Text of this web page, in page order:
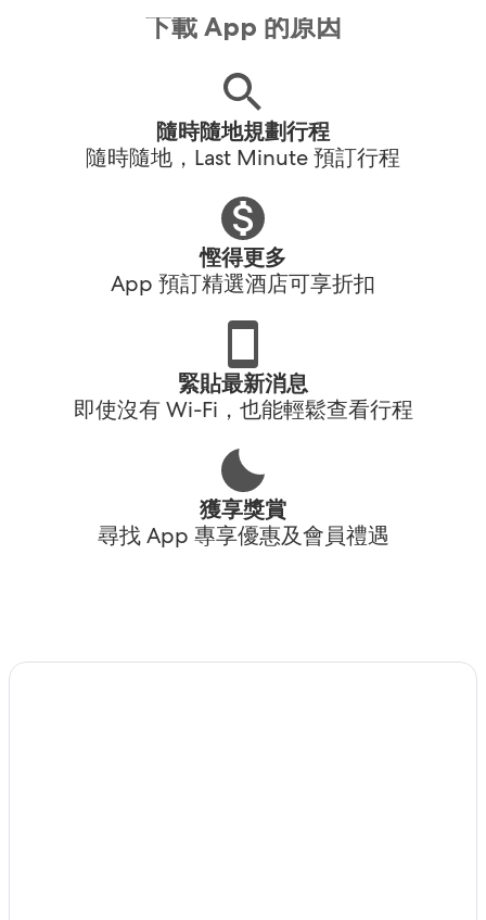
下載 App 的原因
隨時隨地規劃行程
隨時隨地，Last Minute 預訂行程
慳得更多
App 預訂精選酒店可享折扣
緊貼最新消息
即使沒有 Wi-Fi，也能輕鬆查看行程
獲享獎賞
尋找 App 專享優惠及會員禮遇